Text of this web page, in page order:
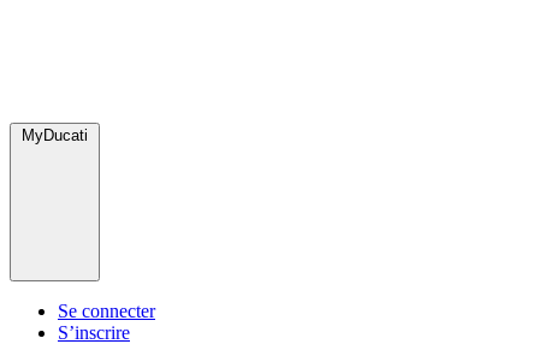
MyDucati
Se connecter
S’inscrire